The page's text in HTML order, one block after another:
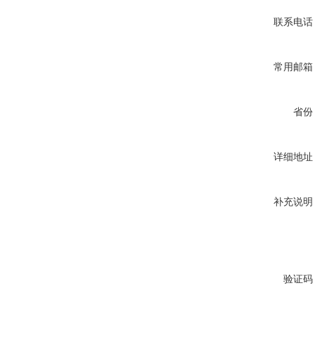
联系电话
常用邮箱
省份
详细地址
补充说明
验证码